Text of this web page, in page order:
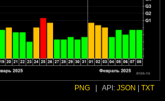
PNG API: JSON TXT